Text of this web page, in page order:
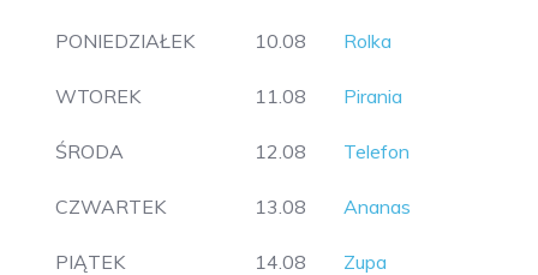
PONIEDZIAŁEK 10.08 Rolka
WTOREK 11.08 Pirania
ŚRODA 12.08 Telefon
CZWARTEK 13.08 Ananas
PIĄTEK 14.08 Zupa